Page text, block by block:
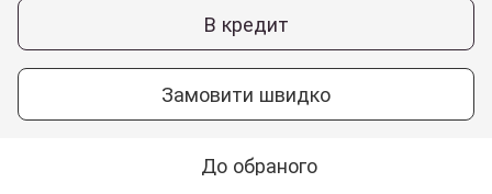
В кредит
Замовити швидко
До обраного